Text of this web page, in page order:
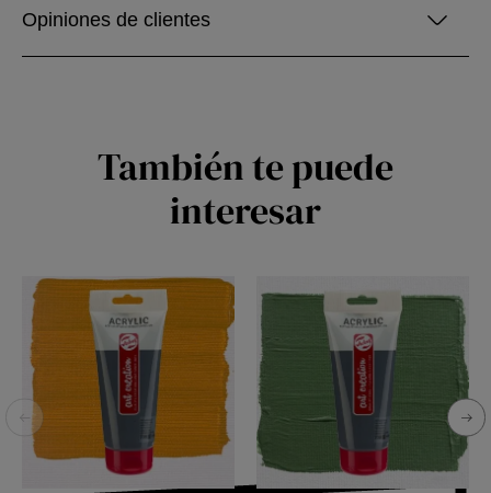
Opiniones de clientes
También te puede
interesar